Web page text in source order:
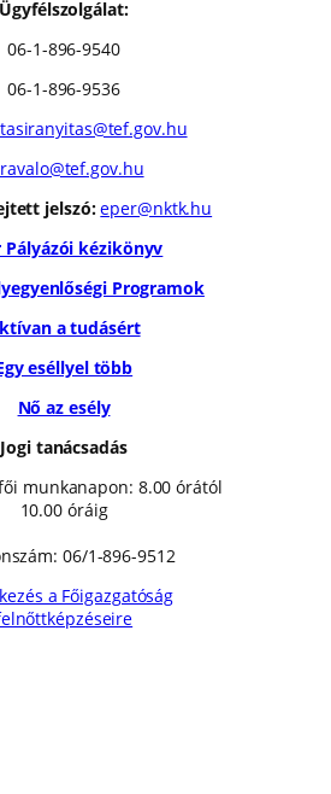
Ügyfélszolgálat:
06-1-896-9540
06-1-896-9536
jelszó: eper@nktk.hu
Pályázói kézikönyv
Programok
a tudásért
eséllyel több
Nő az esély
Jogi tanácsadás
munkanapon: 8.00 órától
10.00 óráig
06/1-896-9512
a Főigazgatóság